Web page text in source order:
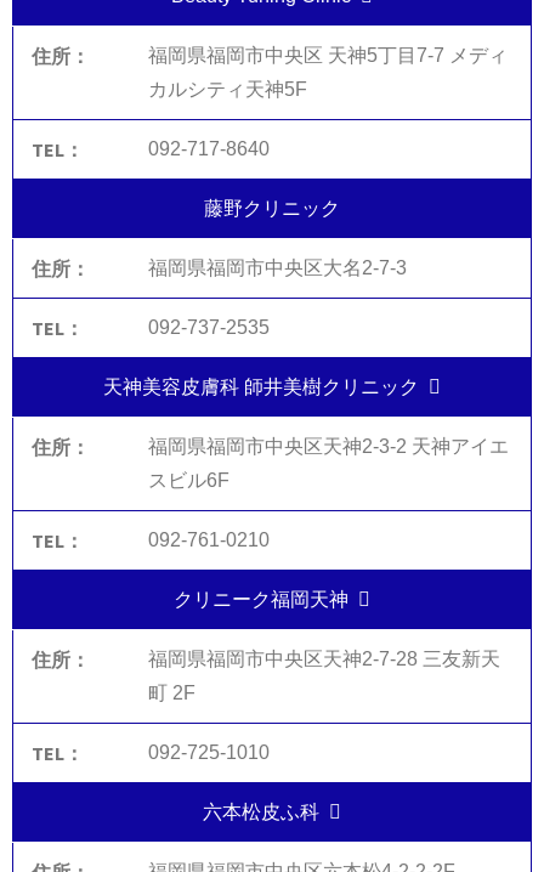
福岡県福岡市中央区 天神5丁目7-7 メディ
カルシティ天神5F
092-717-8640
藤野クリニック
福岡県福岡市中央区大名2-7-3
092-737-2535
天神美容皮膚科 師井美樹クリニック
福岡県福岡市中央区天神2-3-2 天神アイエ
スビル6F
092-761-0210
クリニーク福岡天神
福岡県福岡市中央区天神2-7-28 三友新天
町 2F
092-725-1010
六本松皮ふ科